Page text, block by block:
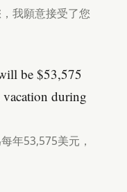
我願意接受了您
be $53,575
during
年53,575美元，